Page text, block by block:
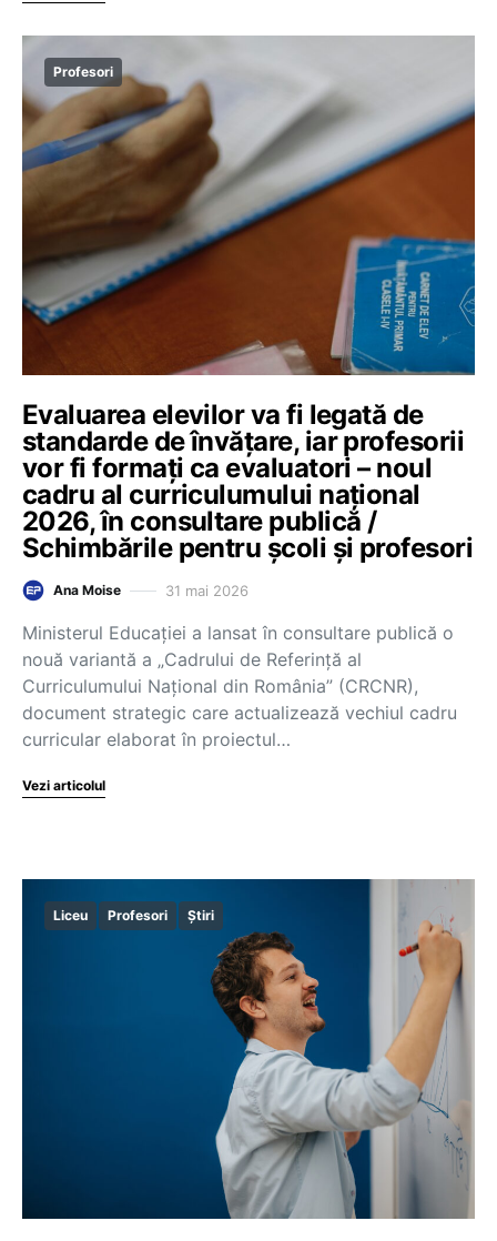
Profesori
Evaluarea elevilor va fi legată de
standarde de învățare, iar profesorii
vor fi formați ca evaluatori – noul
cadru al curriculumului național
2026, în consultare publică /
Schimbările pentru școli și profesori
Ana Moise 31 mai 2026
Ministerul Educației a lansat în consultare publică o
nouă variantă a „Cadrului de Referință al
Curriculumului Național din România” (CRCNR),
document strategic care actualizează vechiul cadru
curricular elaborat în proiectul…
Vezi articolul
Liceu Profesori Știri